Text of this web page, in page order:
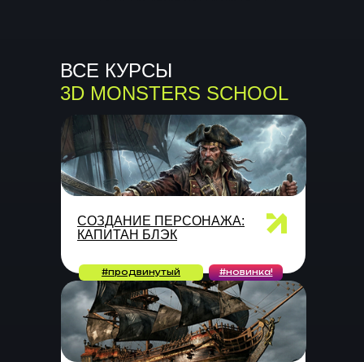
ВСЕ КУРСЫ
3D MONSTERS SCHOOL
СОЗДАНИЕ ПЕРСОНАЖА:
КАПИТАН БЛЭК
#продвинутый #новинка!